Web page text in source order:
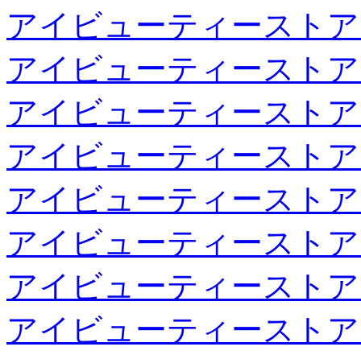
アイビューティースト
アイビューティースト
アイビューティースト
アイビューティースト
アイビューティースト
アイビューティースト
アイビューティースト
アイビューティースト